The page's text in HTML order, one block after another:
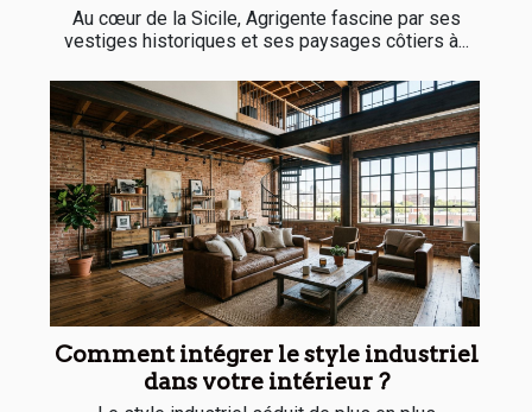
Au cœur de la Sicile, Agrigente fascine par ses
vestiges historiques et ses paysages côtiers à...
Comment intégrer le style industriel
dans votre intérieur ?